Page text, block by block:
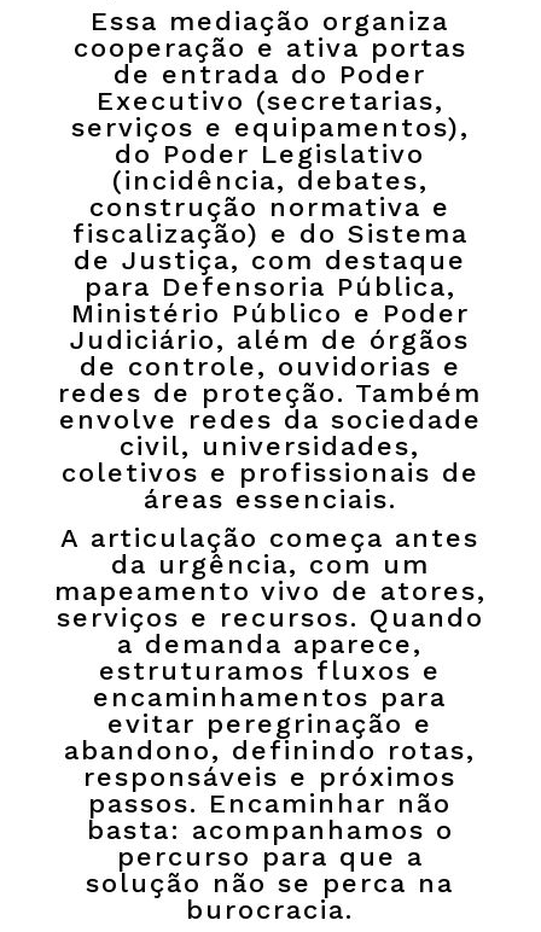
Essa mediação organiza
cooperação e ativa portas
de entrada do Poder
Executivo (secretarias,
serviços e equipamentos),
do Poder Legislativo
(incidência, debates,
construção normativa e
fiscalização) e do Sistema
de Justiça, com destaque
para Defensoria Pública,
Ministério Público e Poder
Judiciário, além de órgãos
de controle, ouvidorias e
redes de proteção. Também
envolve redes da sociedade
civil, universidades,
coletivos e profissionais de
áreas essenciais.
A articulação começa antes
da urgência, com um
mapeamento vivo de atores,
serviços e recursos. Quando
a demanda aparece,
estruturamos fluxos e
encaminhamentos para
evitar peregrinação e
abandono, definindo rotas,
responsáveis e próximos
passos. Encaminhar não
basta: acompanhamos o
percurso para que a
solução não se perca na
burocracia.